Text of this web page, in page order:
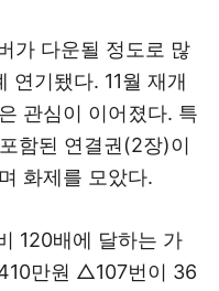
가 다운될 정도로 많
연기됐다. 11월 재개
관심이 이어졌다. 특
함된 연결권(2장)이
화제를 모았다.
120배에 달하는 가
만원 △107번이 36